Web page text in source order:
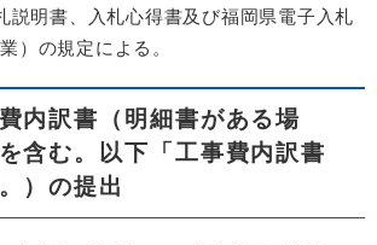
明書、入札心得書及び福岡県電子入札
）の規定による。
内訳書（明細書がある場
含む。以下「工事費内訳書
）の提出